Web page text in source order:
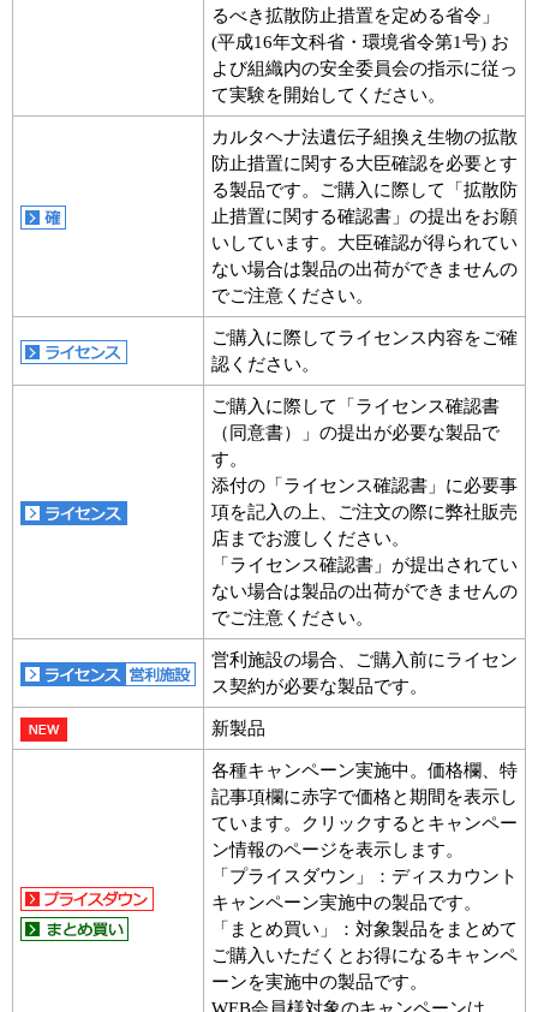
るべき拡散防止措置を定める省令」
(平成16年文科省・環境省令第1号) お
よび組織内の安全委員会の指示に従っ
て実験を開始してください。
カルタヘナ法遺伝子組換え生物の拡散
防止措置に関する大臣確認を必要とす
る製品です。ご購入に際して「拡散防
止措置に関する確認書」の提出をお願
いしています。大臣確認が得られてい
ない場合は製品の出荷ができませんの
でご注意ください。
ご購入に際してライセンス内容をご確
認ください。
ご購入に際して「ライセンス確認書
（同意書）」の提出が必要な製品で
す。
添付の「ライセンス確認書」に必要事
項を記入の上、ご注文の際に弊社販売
店までお渡しください。
「ライセンス確認書」が提出されてい
ない場合は製品の出荷ができませんの
でご注意ください。
営利施設の場合、ご購入前にライセン
ス契約が必要な製品です。
新製品
各種キャンペーン実施中。価格欄、特
記事項欄に赤字で価格と期間を表示し
ています。クリックするとキャンペー
ン情報のページを表示します。
「プライスダウン」：ディスカウント
キャンペーン実施中の製品です。
「まとめ買い」：対象製品をまとめて
ご購入いただくとお得になるキャンペ
ーンを実施中の製品です。